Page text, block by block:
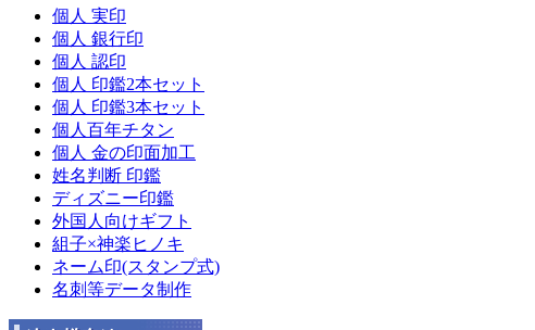
個人 実印
個人 銀行印
個人 認印
個人 印鑑2本セット
個人 印鑑3本セット
個人百年チタン
個人 金の印面加工
姓名判断 印鑑
ディズニー印鑑
外国人向けギフト
組子×神楽ヒノキ
ネーム印(スタンプ式)
名刺等データ制作